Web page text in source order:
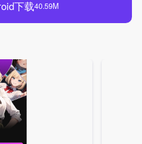
下载40.59M